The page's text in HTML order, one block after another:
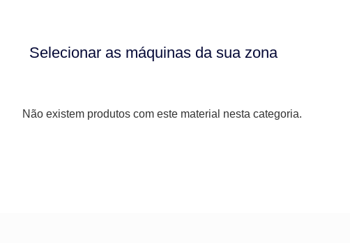
Selecionar as máquinas da sua zona
Não existem produtos com este material nesta categoria.